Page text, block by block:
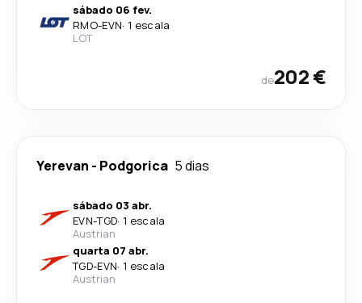
sábado 06 fev.
RMO-EVN· 1 escala
LOT
de202 €
Yerevan - Podgorica 5 dias
sábado 03 abr.
EVN-TGD· 1 escala
Austrian
quarta 07 abr.
TGD-EVN· 1 escala
Austrian